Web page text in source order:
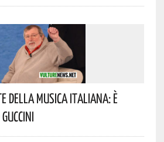
Della Musica Italiana: È